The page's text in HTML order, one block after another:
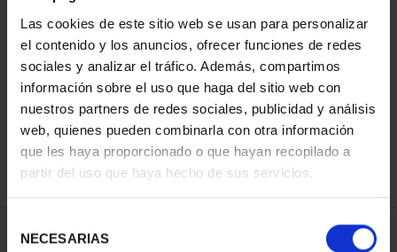
Las cookies de este sitio web se usan para personalizar
el contenido y los anuncios, ofrecer funciones de redes
sociales y analizar el tráfico. Además, compartimos
información sobre el uso que haga del sitio web con
nuestros partners de redes sociales, publicidad y análisis
web, quienes pueden combinarla con otra información
que les haya proporcionado o que hayan recopilado a
partir del uso que haya hecho de sus servicios.
NECESARIAS
ORDENAR POR:
REFINAR
1 Productos encontrados